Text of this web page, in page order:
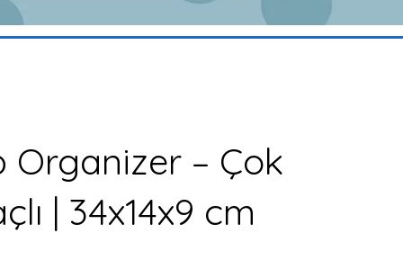
Organizer – Çok
| 34x14x9 cm